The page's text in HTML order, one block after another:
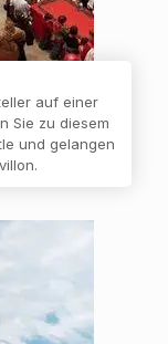
auf einer
Sie zu diesem
und gelangen